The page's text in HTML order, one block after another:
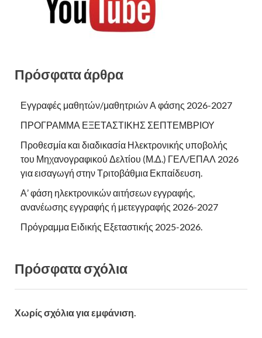
Πρόσφατα άρθρα
Εγγραφές μαθητών/μαθητριών Α φάσης 2026-2027
ΠΡΟΓΡΑΜΜΑ ΕΞΕΤΑΣΤΙΚΗΣ ΣΕΠΤΕΜΒΡΙΟΥ
Προθεσμία και διαδικασία Ηλεκτρονικής υποβολής
του Μηχανογραφικού Δελτίου (Μ.Δ.) ΓΕΛ/ΕΠΑΛ 2026
για εισαγωγή στην Τριτοβάθμια Εκπαίδευση.
Α’ φάση ηλεκτρονικών αιτήσεων εγγραφής,
ανανέωσης εγγραφής ή μετεγγραφής 2026-2027
Πρόγραμμα Ειδικής Εξεταστικής 2025-2026.
Πρόσφατα σχόλια
Χωρίς σχόλια για εμφάνιση.